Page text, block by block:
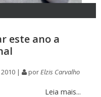
este ano a
| porElzis Carvalho
Leia mais...